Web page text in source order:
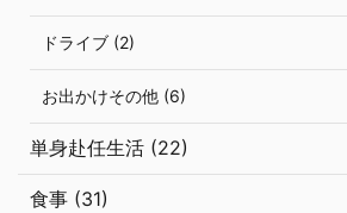
ドライブ (2)
お出かけその他 (6)
単身赴任生活 (22)
食事 (31)